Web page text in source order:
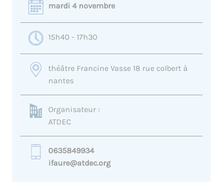
mardi 4 novembre
15h40 - 17h30
théâtre Francine Vasse 18 rue colbert à
nantes
Organisateur :
ATDEC
0635849934
ifaure@atdec.org